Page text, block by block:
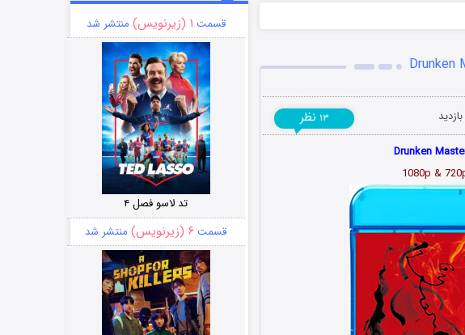
۱۳ نظر
قسمت ۱ (زیرنویس) منتشر شد
تد لاسو فصل ۴
قسمت ۶ (زیرنویس) منتشر شد